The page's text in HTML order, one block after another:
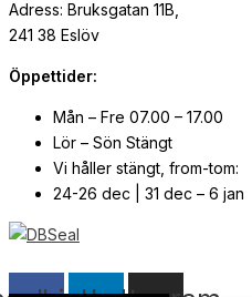
Adress: Bruksgatan 11B,
241 38 Eslöv
Öppettider:
Mån – Fre 07.00 – 17.00
Lör – Sön Stängt
Vi håller stängt, from-tom:
24-26 dec | 31 dec – 6 jan